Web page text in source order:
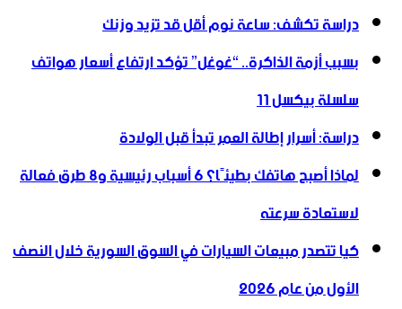
دراسة تكشف: ساعة نوم أقل قد تزيد وزنك
بسبب أزمة الذاكرة.. “غوغل” تؤكد ارتفاع أسعار هواتف
سلسلة بيكسل 11
دراسة: أسرار إطالة العمر تبدأ قبل الولادة
لماذا أصبح هاتفك بطيئًا؟ 6 أسباب رئيسية و8 طرق فعالة
لاستعادة سرعته
كيا تتصدر مبيعات السيارات في السوق السورية خلال النصف
الأول من عام 2026